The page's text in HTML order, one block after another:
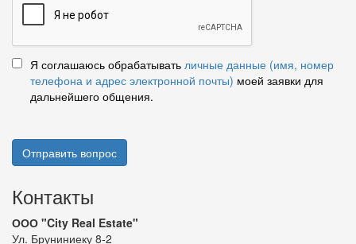
Я соглашаюсь обрабатывать личные данные (имя, номер
телефона и адрес электронной почты) моей заявки для
дальнейшего общения.
Отправить вопрос
Контакты
ООО "City Real Estate"
Ул. Бруниниеку 8-2